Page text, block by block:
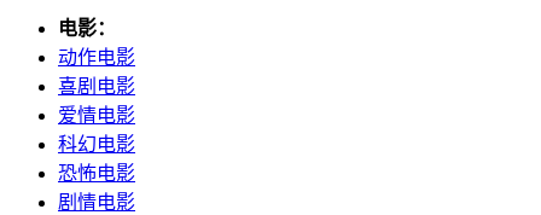
电影：
动作电影
喜剧电影
爱情电影
科幻电影
恐怖电影
剧情电影